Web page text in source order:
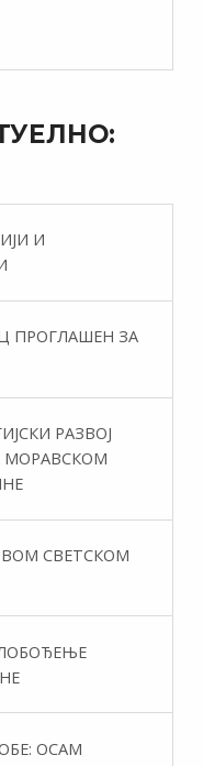
И
ПРОГЛАШЕН ЗА
РАЗВОЈ
МОРАВСКОМ
СВЕТСКОМ
ОСАМ